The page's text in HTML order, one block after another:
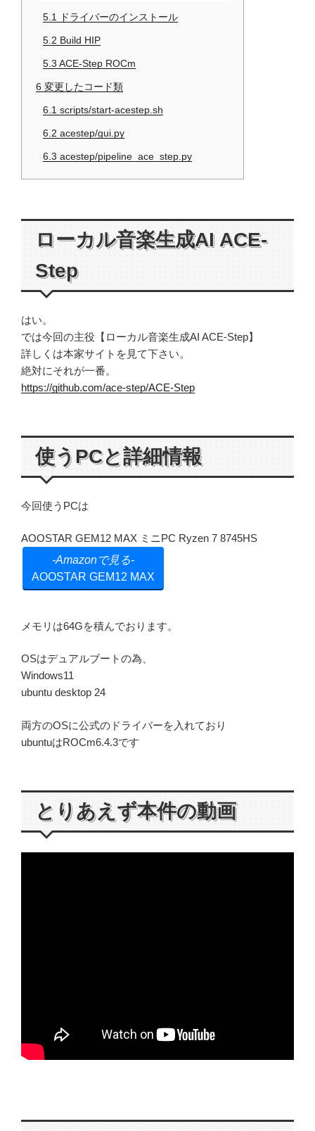
5.1 ドライバーのインストール
5.2 Build HIP
5.3 ACE-Step ROCm
6 変更したコード類
6.1 scripts/start-acestep.sh
6.2 acestep/gui.py
6.3 acestep/pipeline_ace_step.py
ローカル音楽生成AI ACE-
Step
はい。
では今回の主役【ローカル音楽生成AI ACE-Step】
詳しくは本家サイトを見て下さい。
絶対にそれが一番。
https://github.com/ace-step/ACE-Step
使うPCと詳細情報
今回使うPCは
AOOSTAR GEM12 MAX ミニPC Ryzen 7 8745HS
AOOSTAR GEM12 MAX
メモリは64Gを積んでおります。
OSはデュアルブートの為、
Windows11
ubuntu desktop 24
両方のOSに公式のドライバーを入れており
ubuntuはROCm6.4.3です
とりあえず本件の動画